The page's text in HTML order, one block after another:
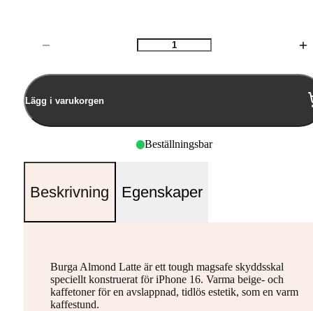
Antal
Lägg i varukorgen
Beställningsbar
Beskrivning Egenskaper
Burga Almond Latte är ett tough magsafe skyddsskal
speciellt konstruerat för iPhone 16. Varma beige- och
kaffetoner för en avslappnad, tidlös estetik, som en varm
kaffestund.